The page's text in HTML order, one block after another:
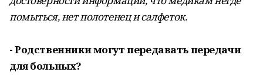
помыться, нет полотенец и салфеток.
- Родственники могут передавать передачи
для больных?